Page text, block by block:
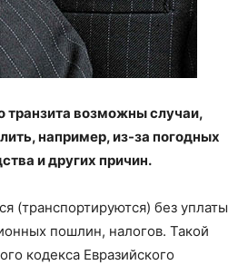
транзита возможны случаи,
например, из-за погодных
и других причин.
(транспортируются) без уплаты
пошлин, налогов. Такой
кодекса Евразийского